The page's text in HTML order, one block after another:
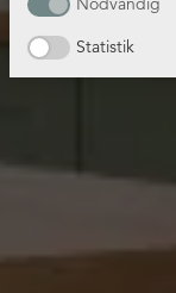
Statistik